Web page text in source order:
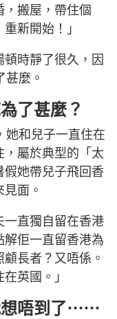
搬屋，帶住個
新開始！」
時靜了很久，因
麼。
了甚麼？
她和兒子一直住在
屬於典型的「太
假她帶兒子飛回香
面。
一直獨自留在香港
解佢一直留香港為
長者？又唔係。
英國。」
想唔到了⋯⋯